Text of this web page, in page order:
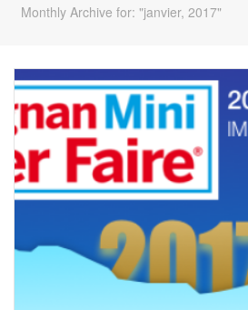
Monthly Archive for: "janvier, 2017"